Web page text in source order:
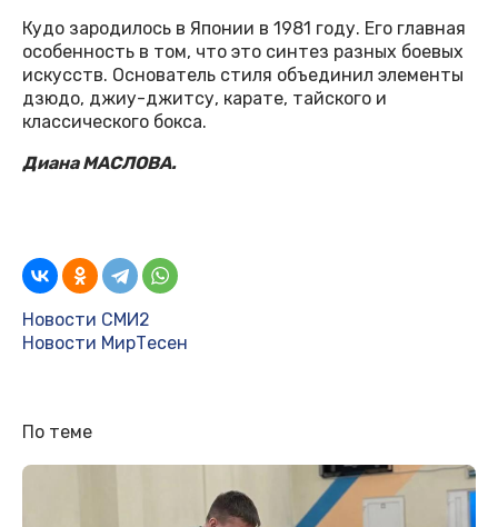
Кудо зародилось в Японии в 1981 году. Его главная
особенность в том, что это синтез разных боевых
искусств. Основатель стиля объединил элементы
дзюдо, джиу-джитсу, карате, тайского и
классического бокса.
Диана МАСЛОВА.
Новости СМИ2
Новости МирТесен
По теме